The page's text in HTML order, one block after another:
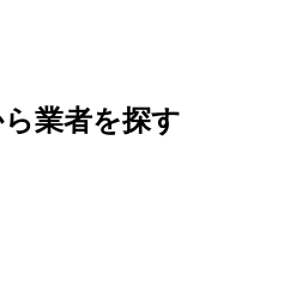
業者を探す